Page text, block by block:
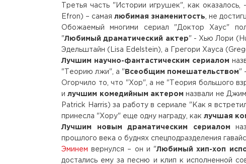
Третья часть "Истории игрушек", как оказалось,
Efron) – самая любимая знаменитость , не
Обожаемый многими сериал "Доктор Хаус"
"Любимый драматический актер" - Хью Лори
Эдельштайн (Lisa Edelstein), а Грегори Хауса
Лучшим научно-фантастическим сериалом
"Теорию лжи", а " Всеобщим помешательством"
Огорчило то, что "Хор", а не "Теория большого
илучшим комедийным актером назвали не
Patrick Harris) за работу в сериале "Как я
принесла "Хору" еще одну награду, как лучшая
Лучшим новым драматическим сериалом
прошлого века о буднях спецподразделения
Эминем вернулся – он и "Любимый хип-хоп
достались ему за песню и клип к исполненной